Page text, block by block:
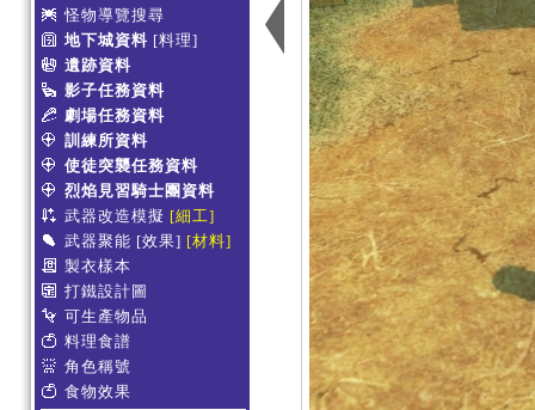
怪物導覽搜尋
地下城資料 [料理]
遺跡資料
影子任務資料
劇場任務資料
訓練所資料
使徒突襲任務資料
烈焰見習騎士團資料
武器改造模擬 [細工]
武器聚能 [效果] [材料]
製衣樣本
打鐵設計圖
可生產物品
料理食譜
角色稱號
食物效果